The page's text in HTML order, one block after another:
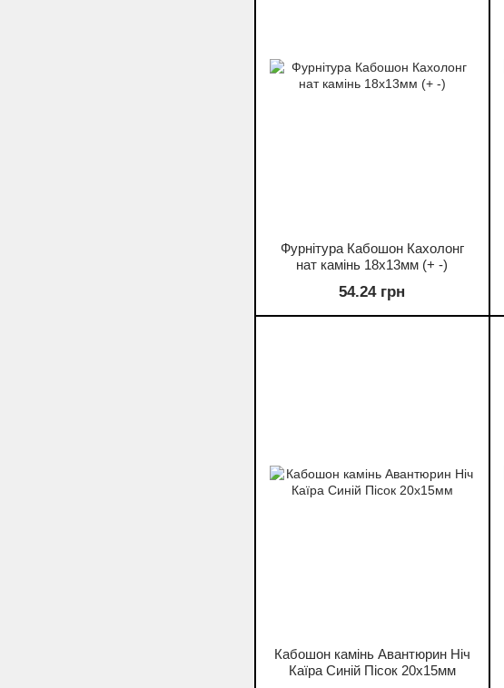
Фурнітура Кабошон Кахолонг
нат камінь 18х13мм (+ -)
54.24 грн
Кабошон камінь Авантюрин Ніч
Каїра Синій Пісок 20х15мм